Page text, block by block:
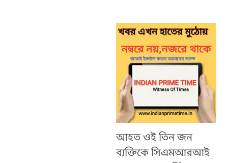
আহত ওই তিন জন
ব্যক্তিকে সিএমআরআই